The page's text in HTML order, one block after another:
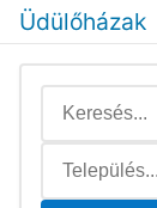
Üdülőházak